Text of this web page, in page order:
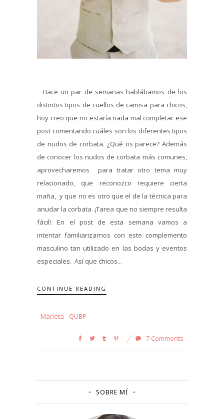
Hace un par de semanas hablábamos de los
distintos tipos de cuellos de camisa para chicos,
hoy creo que no estaría nada mal completar ese
post comentando cuáles son los diferentes tipos
de nudos de corbata. ¿Qué os parece? Además
de conocer los nudos de corbata más comunes,
aprovecharemos para tratar otro tema muy
relacionado, que reconozco requiere cierta
maña, y que no es otro que el de la técnica para
anudar la corbata. ¡Tarea que no siempre resulta
fácil!. En el post de esta semana vamos a
intentar familiarizarnos con este complemento
masculino tan utilizado en las bodas y eventos
especiales. Así que chicos...
CONTINUE READING
Marieta - QUBP
7 Comments
SOBRE MÍ